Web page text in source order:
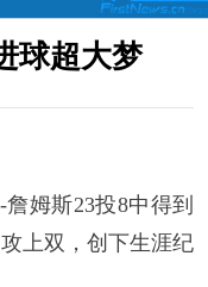
球超大梦
-詹姆斯23投8中得到
上双，创下生涯纪